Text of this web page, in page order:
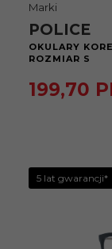
Marki
POLICE
OKULARY
ROZMIAR S
199,70
5 lat gwarancji*